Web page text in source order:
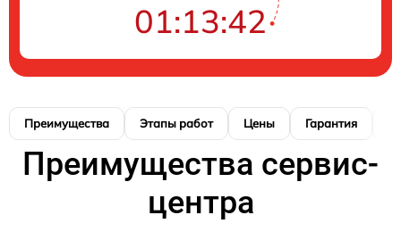
01:13:42
Преимущества Этапы работ Цены Гарантия
Преимущества сервис-
центра